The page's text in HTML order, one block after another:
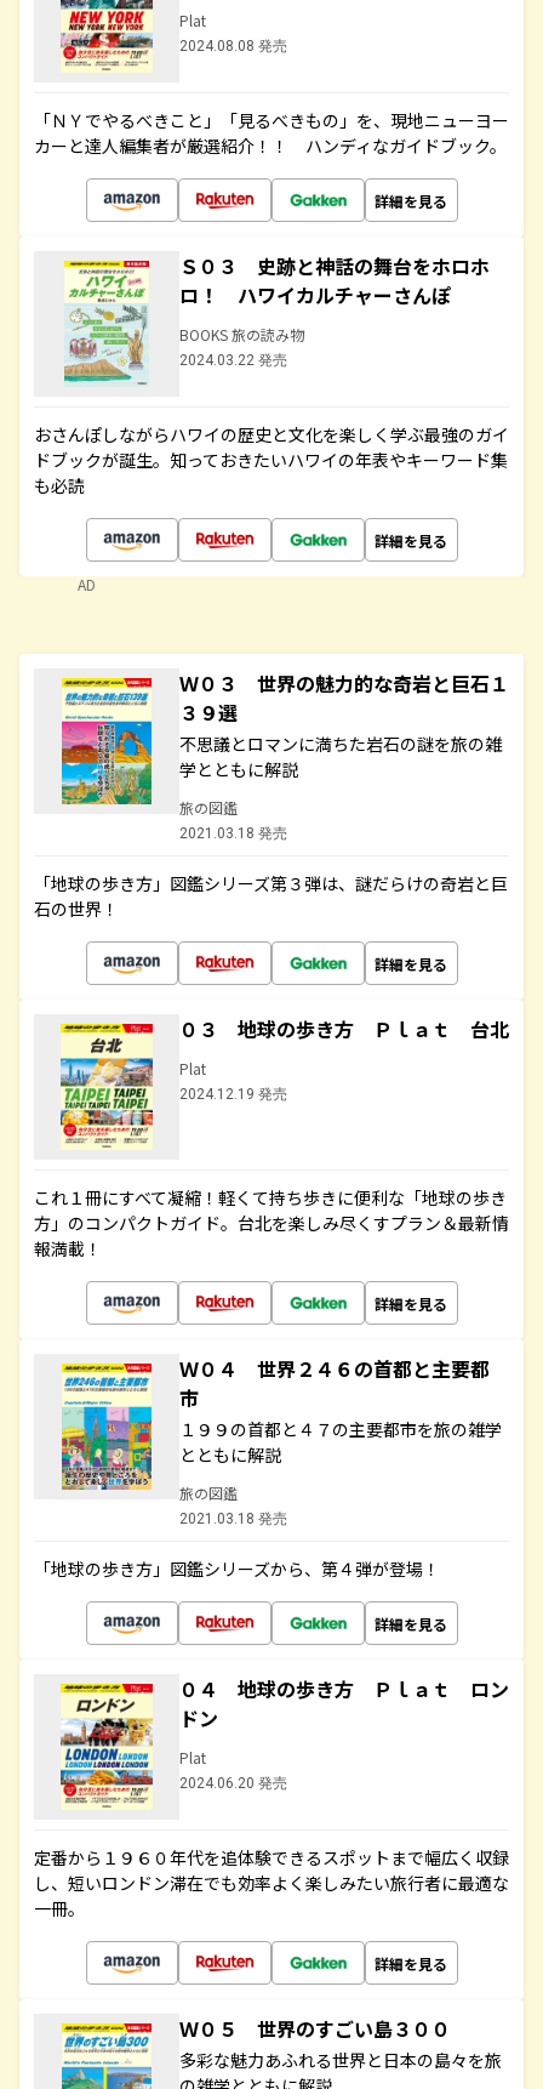
Plat
2024.08.08 発売
「ＮＹでやるべきこと」「見るべきもの」を、現地ニューヨー
カーと達人編集者が厳選紹介！！ ハンディなガイドブック。
詳細を見る
Ｓ０３ 史跡と神話の舞台をホロホ
ロ！ ハワイカルチャーさんぽ
BOOKS 旅の読み物
2024.03.22 発売
おさんぽしながらハワイの歴史と文化を楽しく学ぶ最強のガイ
ドブックが誕生。知っておきたいハワイの年表やキーワード集
も必読
詳細を見る
AD
Ｗ０３ 世界の魅力的な奇岩と巨石１
３９選
不思議とロマンに満ちた岩石の謎を旅の雑
学とともに解説
旅の図鑑
2021.03.18 発売
「地球の歩き方」図鑑シリーズ第３弾は、謎だらけの奇岩と巨
石の世界！
詳細を見る
０３ 地球の歩き方 Ｐｌａｔ 台北
Plat
2024.12.19 発売
これ１冊にすべて凝縮！軽くて持ち歩きに便利な「地球の歩き
方」のコンパクトガイド。台北を楽しみ尽くすプラン＆最新情
報満載！
詳細を見る
Ｗ０４ 世界２４６の首都と主要都
市
１９９の首都と４７の主要都市を旅の雑学
とともに解説
旅の図鑑
2021.03.18 発売
「地球の歩き方」図鑑シリーズから、第４弾が登場！
詳細を見る
０４ 地球の歩き方 Ｐｌａｔ ロン
ドン
Plat
2024.06.20 発売
定番から１９６０年代を追体験できるスポットまで幅広く収録
し、短いロンドン滞在でも効率よく楽しみたい旅行者に最適な
一冊。
詳細を見る
Ｗ０５ 世界のすごい島３００
多彩な魅力あふれる世界と日本の島々を旅